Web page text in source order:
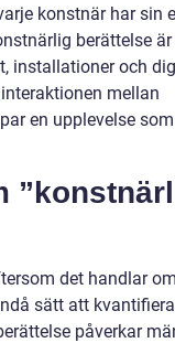
konstnär har sin
berättelse är
installationer och
mellan
en upplevelse
det handlar
sätt att
påverkar